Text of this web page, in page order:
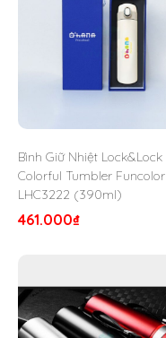
Bình Giữ Nhiệt Lock&Lock
Colorful Tumbler Funcolor
LHC3222 (390ml)
461.000₫